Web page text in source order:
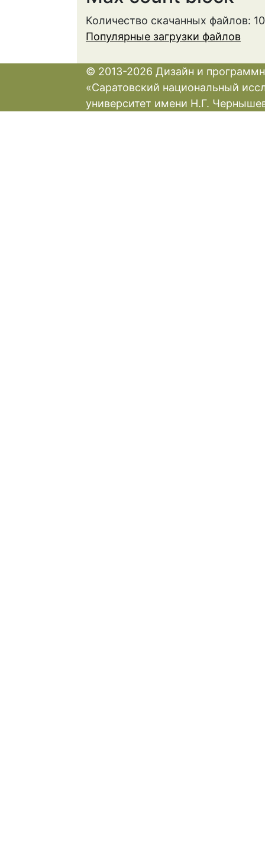
Количество скачанных файлов:
Популярные загрузки файлов
© 2013-2026 Дизайн и
«Саратовский национальный
университет имени Н.Г.